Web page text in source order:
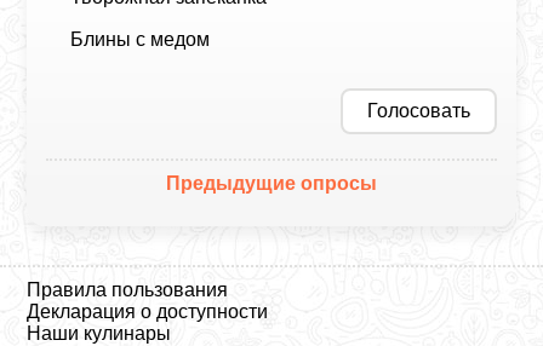
Блины с медом
Голосовать
Предыдущие опросы
Правила пользования
Декларация о доступности
Наши кулинары